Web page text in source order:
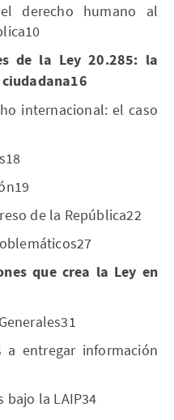
derecho humano al
de la Ley 20.285: la
internacional: el caso
de la República22
que crea la Ley en
a entregar información
bajo la LAIP34